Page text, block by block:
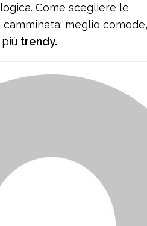
Come scegliere le
meglio comode,
trendy.